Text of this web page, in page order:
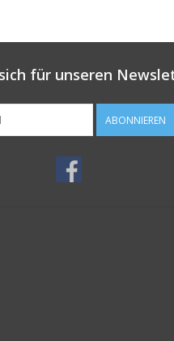
für unseren
ABONNIEREN